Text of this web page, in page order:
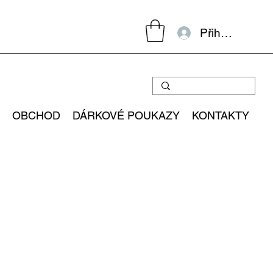
Přihlásit se
OBCHOD DÁRKOVÉ POUKAZY KONTAKTY